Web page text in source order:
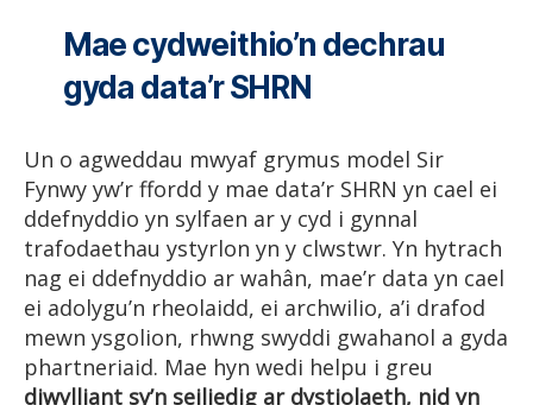
Mae cydweithio’n dechrau
gyda data’r SHRN
Un o agweddau mwyaf grymus model Sir
Fynwy yw’r ffordd y mae data’r SHRN yn cael ei
ddefnyddio yn sylfaen ar y cyd i gynnal
trafodaethau ystyrlon yn y clwstwr. Yn hytrach
nag ei ddefnyddio ar wahân, mae’r data yn cael
ei adolygu’n rheolaidd, ei archwilio, a’i drafod
mewn ysgolion, rhwng swyddi gwahanol a gyda
phartneriaid. Mae hyn wedi helpu i greu
diwylliant sy’n seiliedig ar dystiolaeth, nid yn